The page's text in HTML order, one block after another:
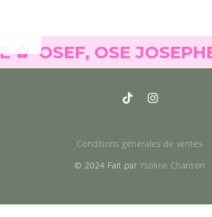
OSEF, OSE JOSEPHE ✿
Conditions générales de ventes
© 2024 Fait par Ysoline Chanson